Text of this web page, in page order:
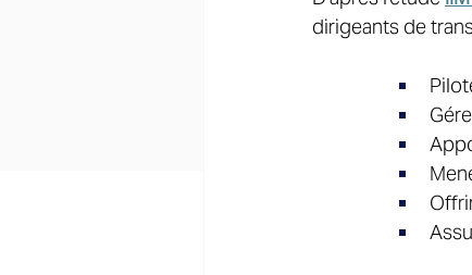
dirigeants de